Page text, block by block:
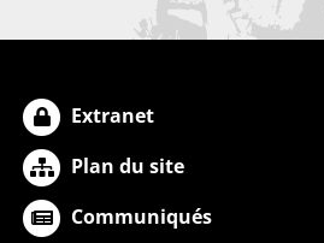
Extranet
Plan du site
Communiqués